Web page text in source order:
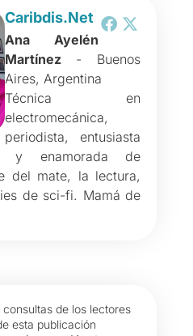
Caribdis.Net
Ana Ayelén
Martínez- Buenos
Aires, Argentina
Técnica en
electromecánica,
periodista, entusiasta
y enamorada de
del mate, la lectura,
de sci-fi. Mamá de
de los lectores
esta publicación